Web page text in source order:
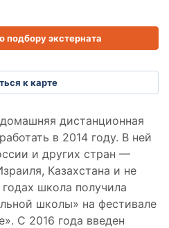
подбору экстерната
к карте
дистанционная
в 2014 году. В ней
и других стран —
Казахстана и не
школа получила
школы» на фестивале
С 2016 года введен